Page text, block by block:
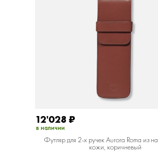
12'028 ₽
в наличии
Футляр для 2-х ручек Aurora Roma из
кожи, коричневый